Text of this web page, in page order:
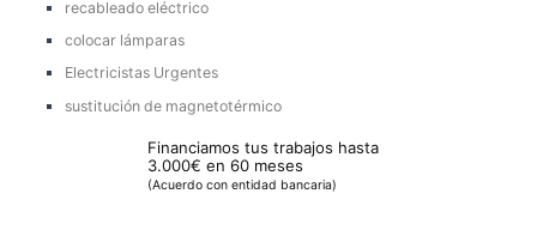
recableado eléctrico
colocar lámparas
Electricistas Urgentes
sustitución de magnetotérmico
Financiamos tus trabajos hasta
3.000€ en 60 meses
(Acuerdo con entidad bancaria)